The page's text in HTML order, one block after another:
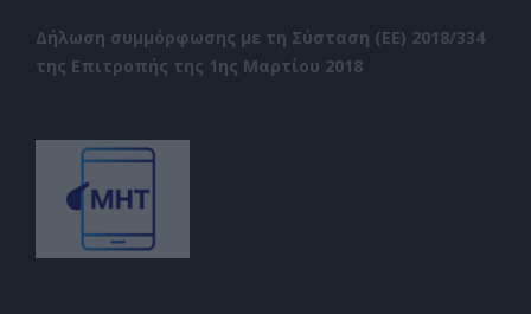
Δήλωση συμμόρφωσης με τη Σύσταση (ΕΕ) 2018/334
της Επιτροπής της 1ης Μαρτίου 2018